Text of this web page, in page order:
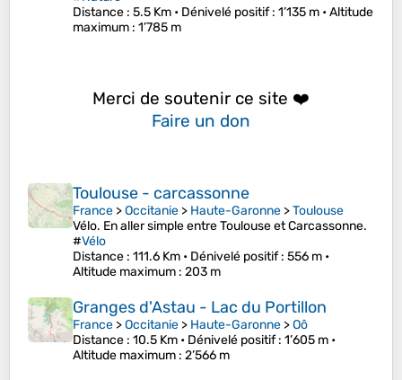
Distance : 5.5 Km • Dénivelé positif: 1’135 m •Altitude
maximum : 1’785 m
Merci de soutenir ce site ❤️
Faire un don
Toulouse - carcassonne
France >Occitanie > Haute-Garonne >Toulouse
Vélo. En aller simple entre Toulouse et Carcassonne.
#Vélo
Distance : 111.6 Km • Dénivelé positif: 556 m •
Altitude maximum : 203 m
Granges d'Astau - Lac du Portillon
France >Occitanie > Haute-Garonne >Oô
Distance : 10.5 Km • Dénivelé positif: 1’605 m •
Altitude maximum : 2’566 m